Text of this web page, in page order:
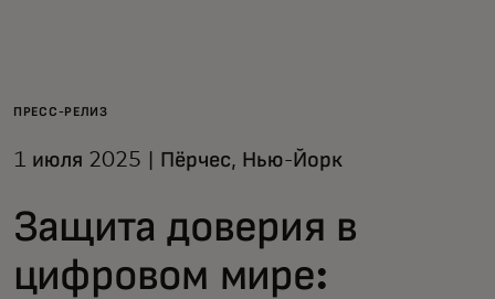
Для бизнеса
Для новаторов
ПРЕСС-РЕЛИЗ
1 июля 2025 | Пёрчес, Нью-Йорк
Защита доверия в
цифровом мире: